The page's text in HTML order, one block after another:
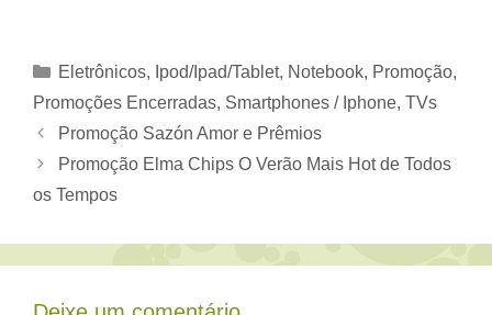
Categorias
Eletrônicos, Ipod/Ipad/Tablet, Notebook, Promoção,
Promoções Encerradas, Smartphones / Iphone, TVs
Promoção Sazón Amor e Prêmios
Promoção Elma Chips O Verão Mais Hot de Todos
os Tempos